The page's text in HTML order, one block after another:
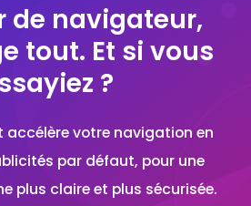
de navigateur,
tout. Et si vous
?
accélère votre navigation en
par défaut, pour une
plus claire et plus sécurisée.